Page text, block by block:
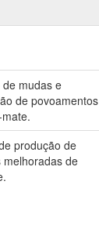
de mudas e
de povoamentos
produção de
melhoradas de